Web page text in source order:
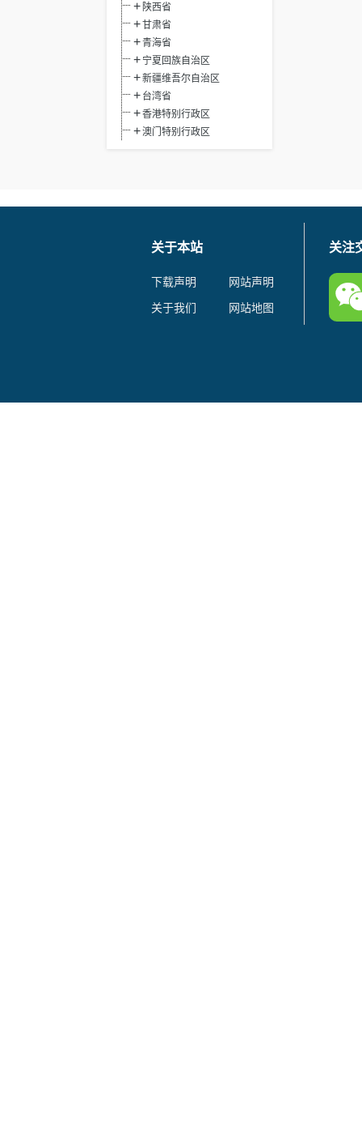
陕西省
甘肃省
青海省
宁夏回族自治区
新疆维吾尔自治区
台湾省
香港特别行政区
澳门特别行政区
关于本站
下载声明
网站声明
关于我们
网站地图
关注